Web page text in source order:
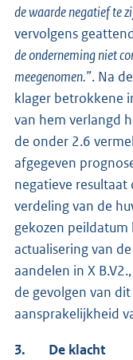
de waarde negatief te
vervolgens
de onderneming niet
meegenomen.”. Na
klager betrokkene
van hem verlangd
de onder 2.6
afgegeven
negatieve
verdeling van de
gekozen peildatum
actualisering van
aandelen in X
de gevolgen van
aansprakelijkheid
3. De klacht